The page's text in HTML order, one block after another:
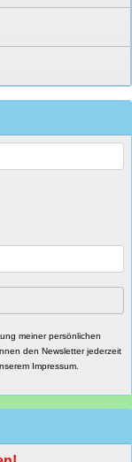
meiner persönlichen
den Newsletter jederzeit
Impressum.